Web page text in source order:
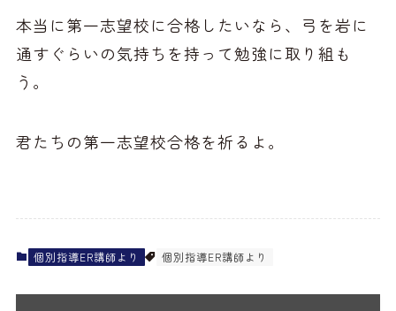
本当に第一志望校に合格したいなら、弓を岩に
通すぐらいの気持ちを持って勉強に取り組も
う。
君たちの第一志望校合格を祈るよ。
個別指導ER講師より 個別指導ER講師より